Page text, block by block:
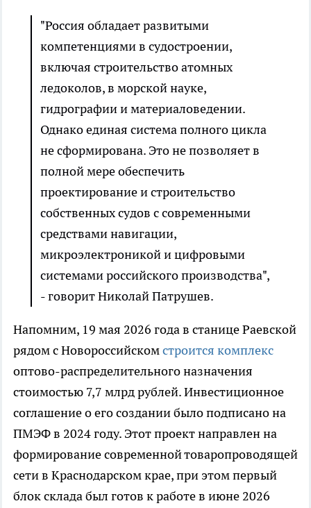
"Россия обладает развитыми
компетенциями в судостроении,
включая строительство атомных
ледоколов, в морской науке,
гидрографии и материаловедении.
Однако единая система полного цикла
не сформирована. Это не позволяет в
полной мере обеспечить
проектирование и строительство
собственных судов с современными
средствами навигации,
микроэлектроникой и цифровыми
системами российского производства",
- говорит Николай Патрушев.
Напомним, 19 мая 2026 года в станице Раевской
рядом с Новороссийскомстроится комплекс
оптово-распределительного назначения
стоимостью 7,7 млрд рублей. Инвестиционное
соглашение о его создании было подписано на
ПМЭФ в 2024 году. Этот проект направлен на
формирование современной товаропроводящей
сети в Краснодарском крае, при этом первый
блок склада был готов к работе в июне 2026